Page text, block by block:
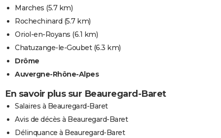
Marches (5.7 km)
Rochechinard (5.7 km)
Oriol-en-Royans (6.1 km)
Chatuzange-le-Goubet(6.3 km)
Drôme
Auvergne-Rhône-Alpes
En savoir plus sur Beauregard-Baret
Salaires à Beauregard-Baret
Avis de décès à Beauregard-Baret
Délinquance à Beauregard-Baret